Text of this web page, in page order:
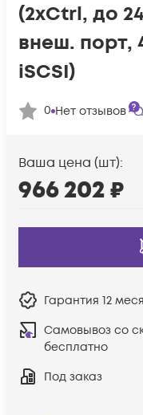
(2xCtrl, до
внеш. порт,
iSCSI)
0 Нет отзывов
Ваша цена (шт):
966 202₽
Гарантия 12
Самовывоз со
бесплатно
Под заказ